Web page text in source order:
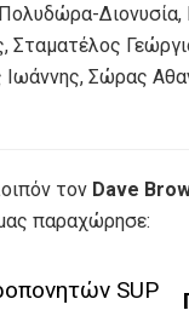
Διονυσία,
Σταματέλος
Σώρας
τον Dave
παραχώρησε: